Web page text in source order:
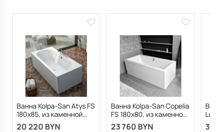
Ванна Kolpa-San Atys FS
180x85, из каменной
массы Kerrock, белая
20 220 BYN
Ванна Kolpa-San Copelia
FS 180x80, из каменной
массы Kerrock, белая
23 760 BYN
Lux
31